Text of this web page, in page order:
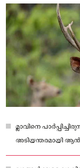
മ്ലാവിനെ
അടിയന്തരമായി
വെറ്ററിനറി സർജൻ